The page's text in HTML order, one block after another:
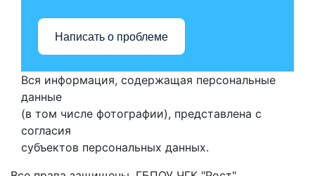
Написать о проблеме
Вся информация, содержащая персональные
данные
(в том числе фотографии), представлена с
согласия
субъектов персональных данных.